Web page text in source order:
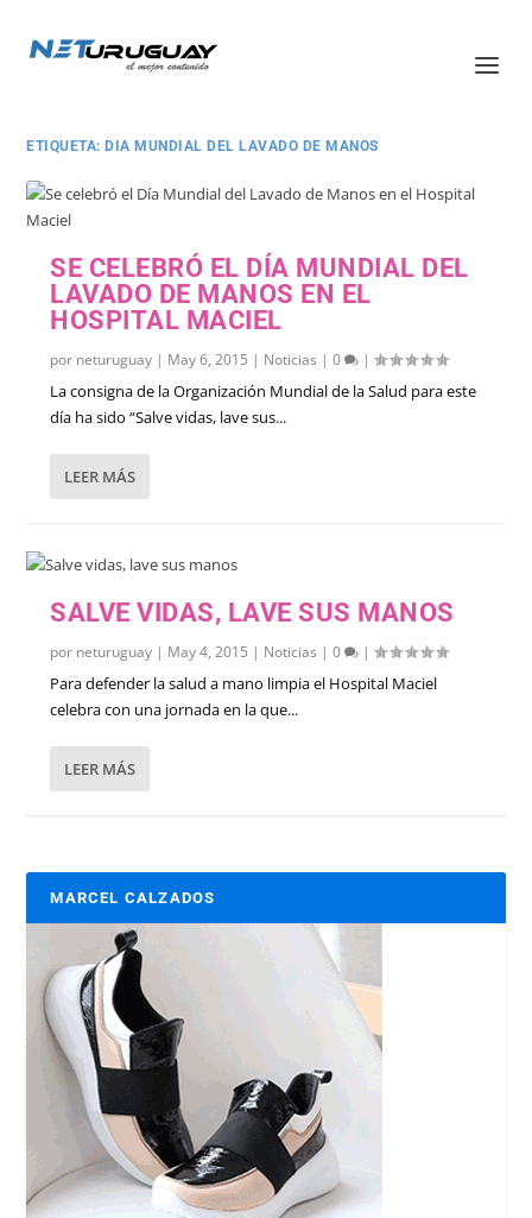
ETIQUETA: DIA MUNDIAL DEL LAVADO DE MANOS
SE CELEBRÓ EL DÍA MUNDIAL DEL
LAVADO DE MANOS EN EL
HOSPITAL MACIEL
por neturuguay | May 6, 2015 | Noticias |0 |
La consigna de la Organización Mundial de la Salud para este
día ha sido “Salve vidas, lave sus...
LEER MÁS
SALVE VIDAS, LAVE SUS MANOS
por neturuguay | May 4, 2015 | Noticias |0 |
Para defender la salud a mano limpia el Hospital Maciel
celebra con una jornada en la que...
LEER MÁS
MARCEL CALZADOS